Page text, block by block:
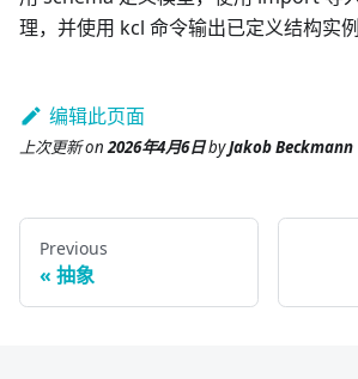
理，并使用 kcl 命令输出已定义结构实例
编辑此页面
上次更新on2026年4月6日byJakob Beckmann
Previous
抽象